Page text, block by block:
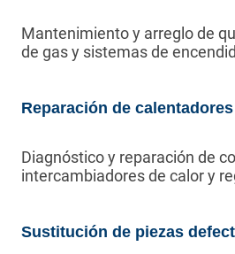
Mantenimiento y arreglo de
de gas y sistemas de
Reparación de
Diagnóstico y reparación de
intercambiadores de calor y
Sustitución de piezas